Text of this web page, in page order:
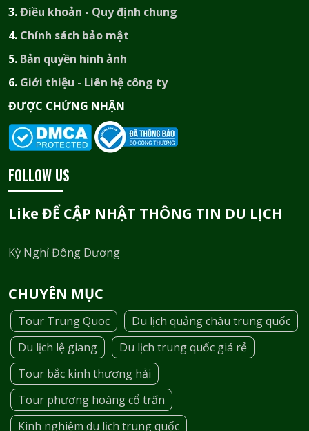
3.Điều khoản - Quy định chung
4. Chính sách bảo mật
5. Bản quyền hình ảnh
6. Giới thiệu - Liên hệ công ty
ĐƯỢC CHỨNG NHẬN​
FOLLOW US
Like ĐỂ CẬP NHẬT THÔNG TIN DU LỊCH
Kỳ Nghỉ Đông Dương
CHUYÊN MỤC
Tour Trung Quoc
Du lịch quảng châu trung quốc
Du lịch lệ giang
Du lịch trung quốc giá rẻ
Tour bắc kinh thương hải
Tour phương hoàng cổ trấn
Kinh nghiệm du lịch trung quốc